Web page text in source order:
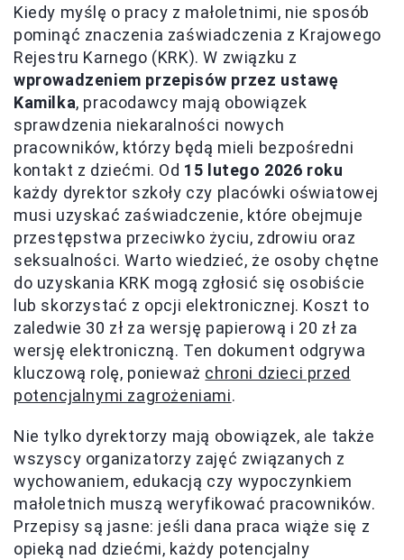
Kiedy myślę o pracy z małoletnimi, nie sposób
pominąć znaczenia zaświadczenia z Krajowego
Rejestru Karnego (KRK). W związku z
wprowadzeniem przepisów przez ustawę
Kamilka, pracodawcy mają obowiązek
sprawdzenia niekaralności nowych
pracowników, którzy będą mieli bezpośredni
kontakt z dziećmi. Od 15 lutego 2026 roku
każdy dyrektor szkoły czy placówki oświatowej
musi uzyskać zaświadczenie, które obejmuje
przestępstwa przeciwko życiu, zdrowiu oraz
seksualności. Warto wiedzieć, że osoby chętne
do uzyskania KRK mogą zgłosić się osobiście
lub skorzystać z opcji elektronicznej. Koszt to
zaledwie 30 zł za wersję papierową i 20 zł za
wersję elektroniczną. Ten dokument odgrywa
kluczową rolę, ponieważ chroni dzieci przed
potencjalnymi zagrożeniami.
Nie tylko dyrektorzy mają obowiązek, ale także
wszyscy organizatorzy zajęć związanych z
wychowaniem, edukacją czy wypoczynkiem
małoletnich muszą weryfikować pracowników.
Przepisy są jasne: jeśli dana praca wiąże się z
opieką nad dziećmi, każdy potencjalny